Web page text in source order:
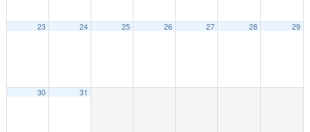
23 24 25 26 27 28 29
30 31